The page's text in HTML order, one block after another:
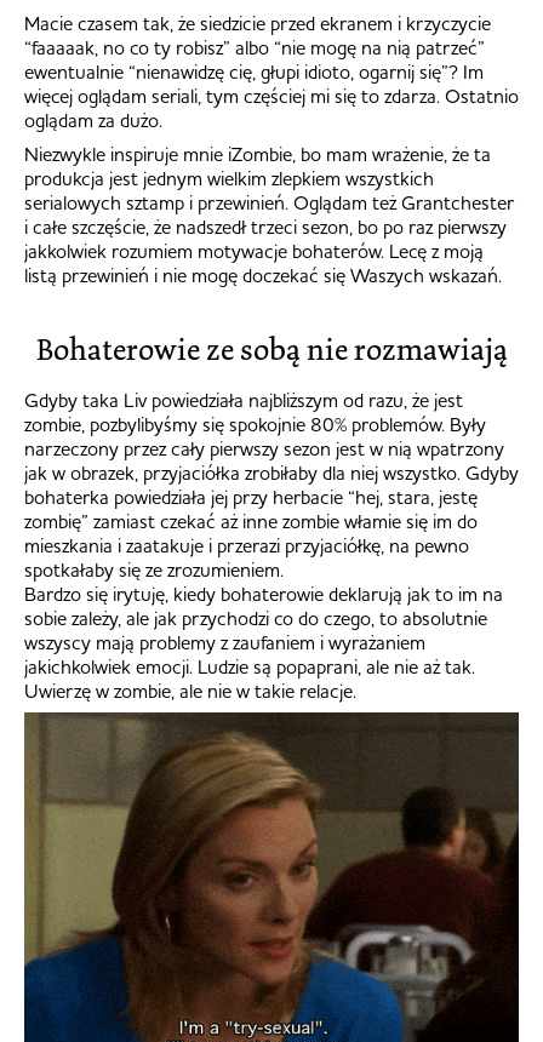
Macie czasem tak, że siedzicie przed ekranem i krzyczycie
“faaaaak, no co ty robisz” albo “nie mogę na nią patrzeć”
ewentualnie “nienawidzę cię, głupi idioto, ogarnij się”? Im
więcej oglądam seriali, tym częściej mi się to zdarza. Ostatnio
oglądam za dużo.
Niezwykle inspiruje mnie iZombie, bo mam wrażenie, że ta
produkcja jest jednym wielkim zlepkiem wszystkich
serialowych sztamp i przewinień. Oglądam też Grantchester
i całe szczęście, że nadszedł trzeci sezon, bo po raz pierwszy
jakkolwiek rozumiem motywacje bohaterów. Lecę z moją
listą przewinień i nie mogę doczekać się Waszych wskazań.
Bohaterowie ze sobą nie rozmawiają
Gdyby taka Liv powiedziała najbliższym od razu, że jest
zombie, pozbylibyśmy się spokojnie 80% problemów. Były
narzeczony przez cały pierwszy sezon jest w nią wpatrzony
jak w obrazek, przyjaciółka zrobiłaby dla niej wszystko. Gdyby
bohaterka powiedziała jej przy herbacie “hej, stara, jestę
zombię” zamiast czekać aż inne zombie włamie się im do
mieszkania i zaatakuje i przerazi przyjaciółkę, na pewno
spotkałaby się ze zrozumieniem.
Bardzo się irytuję, kiedy bohaterowie deklarują jak to im na
sobie zależy, ale jak przychodzi co do czego, to absolutnie
wszyscy mają problemy z zaufaniem i wyrażaniem
jakichkolwiek emocji. Ludzie są popaprani, ale nie aż tak.
Uwierzę w zombie, ale nie w takie relacje.